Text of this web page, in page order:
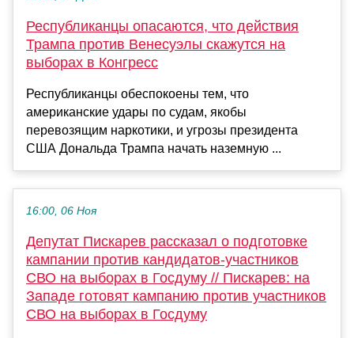
Республиканцы опасаются, что действия
Трампа против Венесуэлы скажутся на
выборах в Конгресс
Республиканцы обеспокоены тем, что
американские удары по судам, якобы
перевозящим наркотики, и угрозы президента
США Дональда Трампа начать наземную ...
16:00, 06 Ноя
Депутат Пискарев рассказал о подготовке
кампании против кандидатов-участников
СВО на выборах в Госдуму // Пискарев: на
Западе готовят кампанию против участников
СВО на выборах в Госдуму